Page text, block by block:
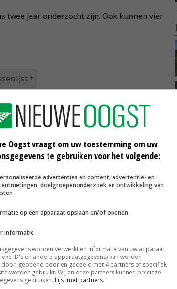
twee jaar onderzocht zijn. Ook kunnen vier
Wapenen tegen nieuwe varianten
rhizomanie
Suikerbieten niet op pluimvee-erf
02-12-2014
Oogst vraagt om uw toestemming om uw
te gebruiken voor het volgende:
advertenties en content, advertentie- en
doelgroepenonderzoek en ontwikkeling van
op een apparaat opslaan en/of openen
informatie
worden verwerkt en informatie van uw apparaat
ID's en andere apparaatgegevens) kan worden
door, geopend door en gedeeld met 4 partners of specifiek
worden gebruikt. Wij en onze partners kunnen precieze
gebruiken. Lijst met partners.